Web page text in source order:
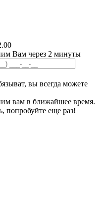
Вам через 2 минуты
вы всегда можете
вам в ближайшее время.
попробуйте еще раз!